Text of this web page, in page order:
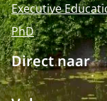
Executive
PhD
Direct naar